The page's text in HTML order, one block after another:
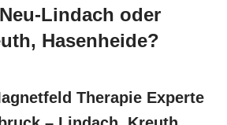
Lindach oder
Hasenheide?
Therapie Experte